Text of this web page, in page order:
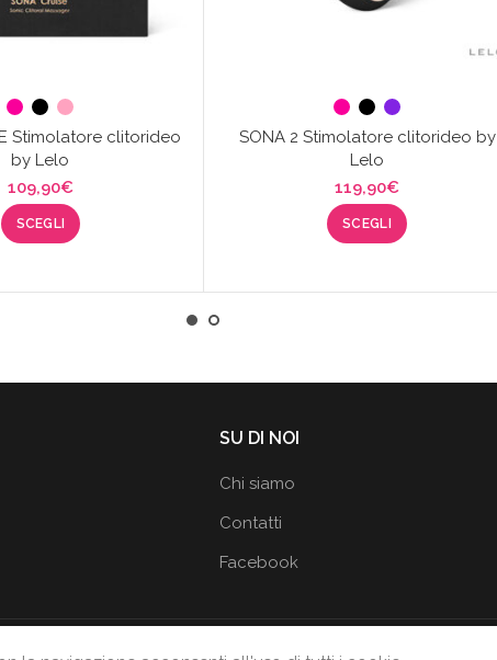
Stimolatore clitorideo
by Lelo
109,90€
SCEGLI
SONA 2 Stimolatore clitorideo by
Lelo
119,90€
SCEGLI
SU DI NOI
Chi siamo
Contatti
Facebook